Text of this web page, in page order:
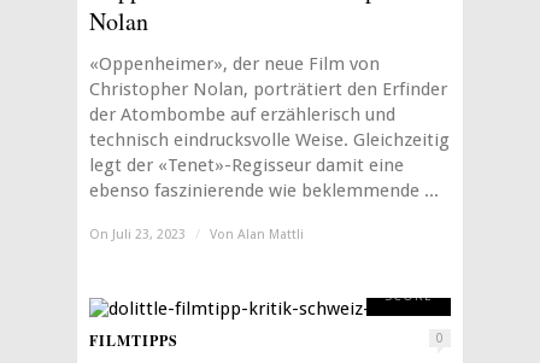
Nolan
«Oppenheimer», der neue Film von
Christopher Nolan, porträtiert den Erfinder
der Atombombe auf erzählerisch und
technisch eindrucksvolle Weise. Gleichzeitig
legt der «Tenet»-Regisseur damit eine
ebenso faszinierende wie beklemmende ...
On Juli 23, 2023 / Von Alan Mattli
SCORE
FILMTIPPS 0